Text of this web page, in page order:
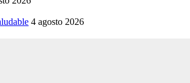
4 agosto 2026